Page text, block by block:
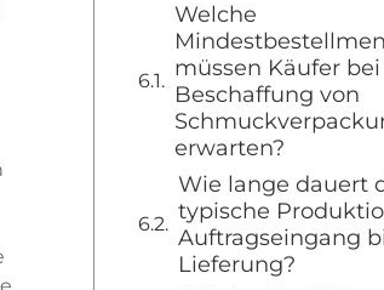
Welche
müssen Käufer
Beschaffung von
erwarten?
Wie lange dauert
typische
Auftragseingang
Lieferung?